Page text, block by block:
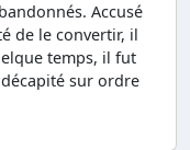
Accusé
de le convertir, il
temps, il fut
sur ordre